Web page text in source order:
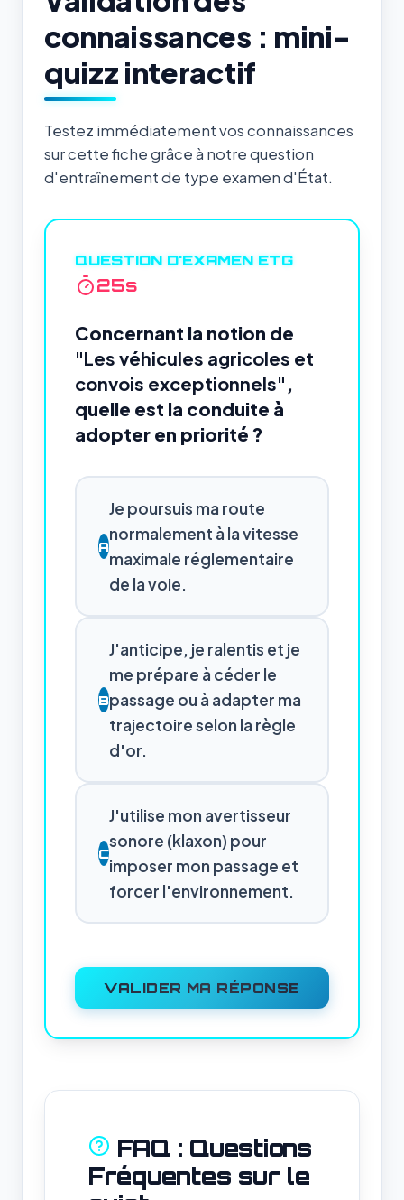
connaissances : mini-
quizz interactif
Testez immédiatement vos connaissances
sur cette fiche grâce à notre question
d'entraînement de type examen d'État.
QUESTION D'EXAMEN ETG
24s
Concernant la notion de
"Les véhicules agricoles et
convois exceptionnels" ,
quelle est la conduite à
adopter en priorité ?
A
Je poursuis ma route
normalement à la vitesse
maximale réglementaire
de la voie.
B
J'anticipe, je ralentis et je
me prépare à céder le
passage ou à adapter ma
trajectoire selon la règle
d'or.
C
J'utilise mon avertisseur
sonore (klaxon) pour
imposer mon passage et
forcer l'environnement.
VALIDER MA RÉPONSE
FAQ : Questions
Fréquentes sur le